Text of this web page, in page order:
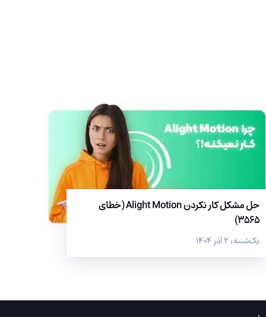
حل مشکل کار نکردن Alight Motion (خطای
3565)
یک‌شنبه، ۲ آذر ۱۴۰۴